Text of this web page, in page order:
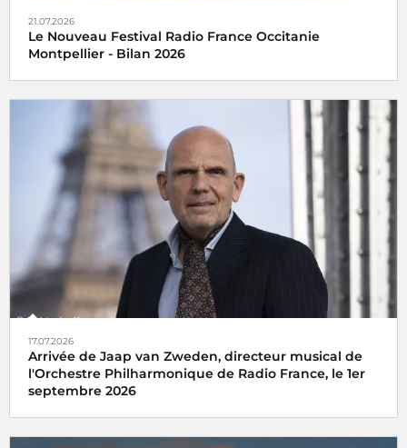
21.07.2026
Le Nouveau Festival Radio France Occitanie
Montpellier - Bilan 2026
17.07.2026
Arrivée de Jaap van Zweden, directeur musical de
l'Orchestre Philharmonique de Radio France, le 1er
septembre 2026